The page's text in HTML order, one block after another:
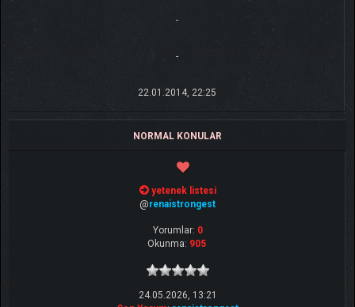
-
-
22.01.2014, 22:25
NORMAL KONULAR
yetenek listesi
@renaistrongest
Yorumlar: 0
Okunma: 905
24.05.2026, 13:21